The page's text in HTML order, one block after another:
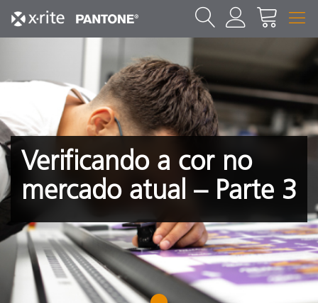
Verificando a cor no
mercado atual – Parte 3